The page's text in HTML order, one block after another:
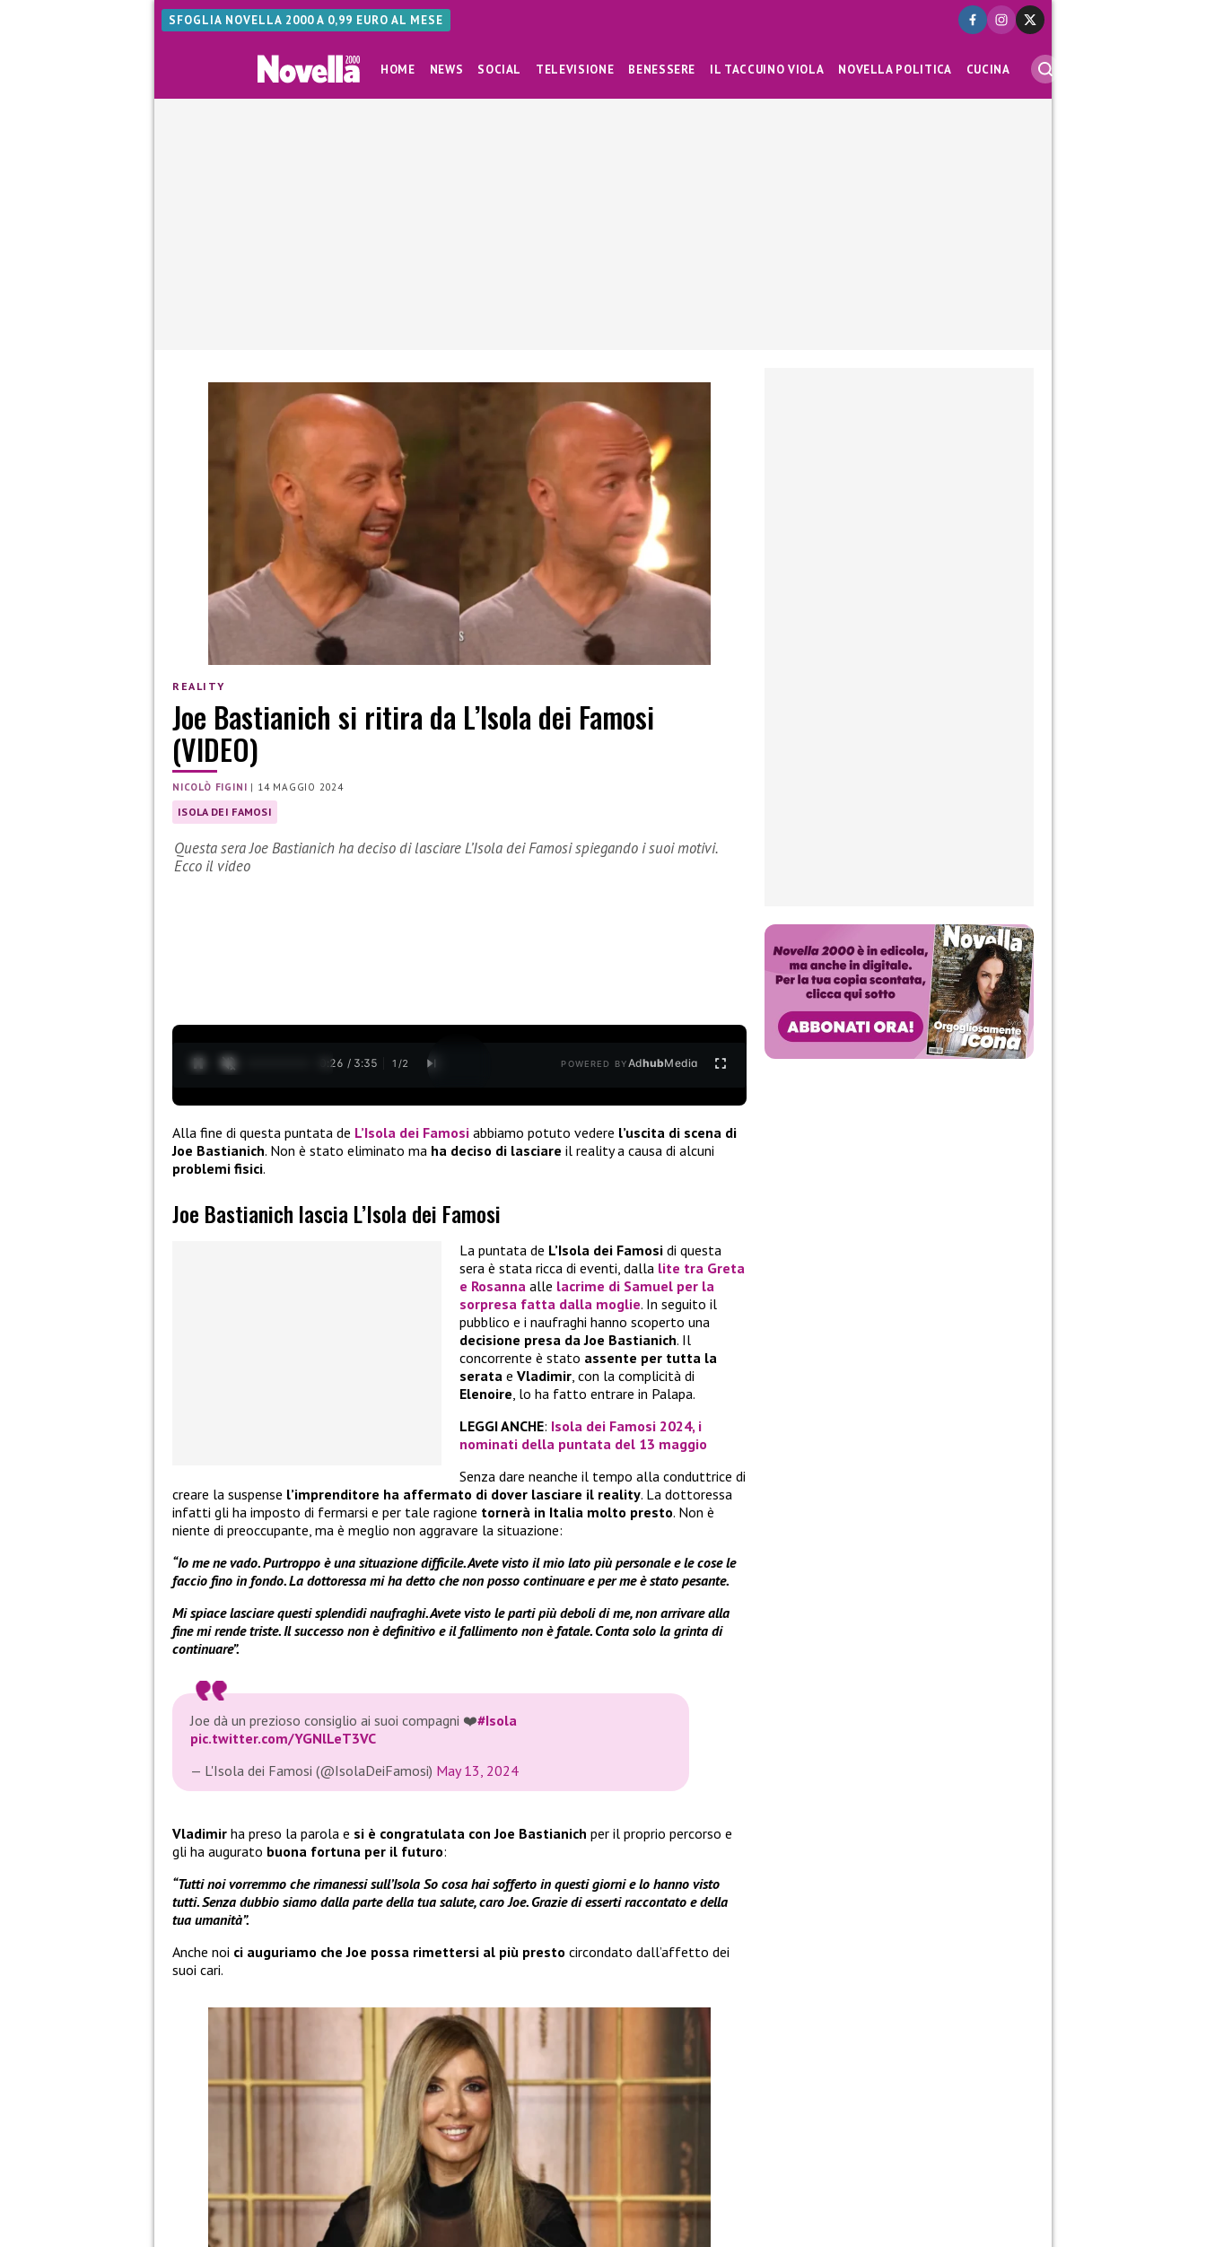
SFOGLIA NOVELLA 2000 A 0,99 EURO AL MESE
HOME NEWS SOCIAL TELEVISIONE BENESSERE IL TACCUINO VIOLA NOVELLA POLITICA CUCINA
REALITY
Joe Bastianich si ritira da L’Isola dei Famosi
(VIDEO)
NICOLÒ FIGINI | 14 MAGGIO 2024
ISOLA DEI FAMOSI
Questa sera Joe Bastianich ha deciso di lasciare L’Isola dei Famosi spiegando i suoi motivi.
Ecco il video
0:27 / 3:35 1 /2 POWERED BYAdhubMedia
Alla fine di questa puntata de L’Isola dei Famosi abbiamo potuto vedere l’uscita di scena di
Joe Bastianich. Non è stato eliminato ma ha deciso di lasciare il reality a causa di alcuni
problemi fisici.
Joe Bastianich lascia L’Isola dei Famosi
La puntata de L’Isola dei Famosi di questa
sera è stata ricca di eventi, dalla lite tra Greta
e Rosanna alle lacrime di Samuel per la
sorpresa fatta dalla moglie. In seguito il
pubblico e i naufraghi hanno scoperto una
decisione presa da Joe Bastianich. Il
concorrente è stato assente per tutta la
serata e Vladimir, con la complicità di
Elenoire, lo ha fatto entrare in Palapa.
LEGGI ANCHE: Isola dei Famosi 2024, i
nominati della puntata del 13 maggio
Senza dare neanche il tempo alla conduttrice di
creare la suspense l’imprenditore ha affermato di dover lasciare il reality. La dottoressa
infatti gli ha imposto di fermarsi e per tale ragione tornerà in Italia molto presto. Non è
niente di preoccupante, ma è meglio non aggravare la situazione:
“Io me ne vado. Purtroppo è una situazione difficile. Avete visto il mio lato più personale e le cose le
faccio fino in fondo. La dottoressa mi ha detto che non posso continuare e per me è stato pesante.
Mi spiace lasciare questi splendidi naufraghi. Avete visto le parti più deboli di me, non arrivare alla
fine mi rende triste. Il successo non è definitivo e il fallimento non è fatale. Conta solo la grinta di
continuare”.
Joe dà un prezioso consiglio ai suoi compagni ❤️#Isola
pic.twitter.com/YGNlLeT3VC
— L'Isola dei Famosi (@IsolaDeiFamosi) May 13, 2024
Vladimir ha preso la parola e si è congratulata con Joe Bastianich per il proprio percorso e
gli ha augurato buona fortuna per il futuro:
“Tutti noi vorremmo che rimanessi sull’Isola So cosa hai sofferto in questi giorni e lo hanno visto
tutti. Senza dubbio siamo dalla parte della tua salute, caro Joe. Grazie di esserti raccontato e della
tua umanità”.
Anche noi ci auguriamo che Joe possa rimettersi al più presto circondato dall’affetto dei
suoi cari.